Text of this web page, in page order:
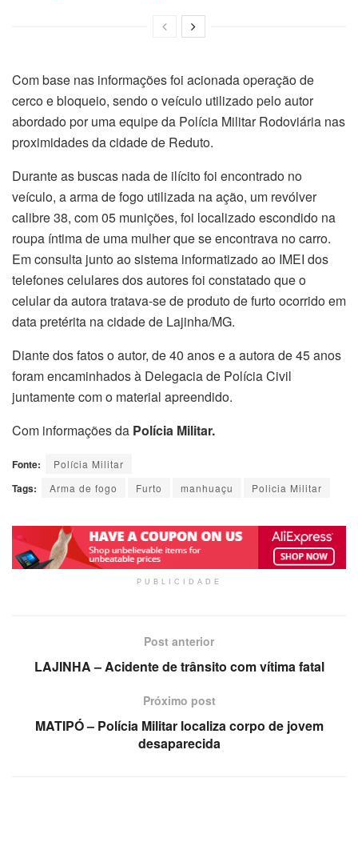
Com base nas informações foi acionada operação de
cerco e bloqueio, sendo o veículo utilizado pelo autor
abordado por uma equipe da Polícia Militar Rodoviária nas
proximidades da cidade de Reduto.
Durante as buscas nada de ilícito foi encontrado no
veículo, a arma de fogo utilizada na ação, um revólver
calibre 38, com 05 munições, foi localizado escondido na
roupa íntima de uma mulher que se encontrava no carro.
Em consulta junto ao sistema informatizado ao IMEI dos
telefones celulares dos autores foi constatado que o
celular da autora tratava-se de produto de furto ocorrido em
data pretérita na cidade de Lajinha/MG.
Diante dos fatos o autor, de 40 anos e a autora de 45 anos
foram encaminhados à Delegacia de Polícia Civil
juntamente com o material apreendido.
Com informações da Polícia Militar.
Fonte: Polícia Militar
Tags: Arma de fogo Furto manhuaçu Policia Militar
PUBLICIDADE
Post anterior
LAJINHA – Acidente de trânsito com vítima fatal
Próximo post
MATIPÓ – Polícia Militar localiza corpo de jovem
desaparecida